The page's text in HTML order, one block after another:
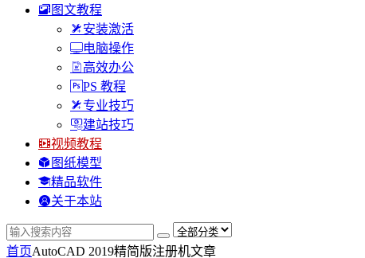
图文教程
安装激活
电脑操作
高效办公
PS 教程
专业技巧
建站技巧
视频教程
图纸模型
精品软件
关于本站
首页AutoCAD 2019精简版注册机文章